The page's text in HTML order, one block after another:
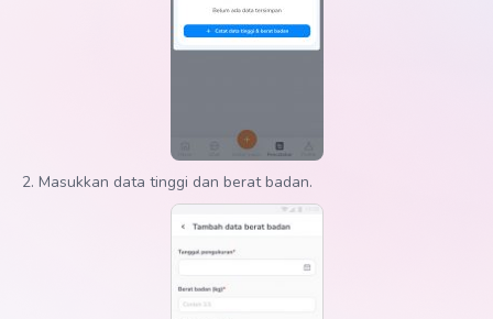
2. Masukkan data tinggi dan berat badan.